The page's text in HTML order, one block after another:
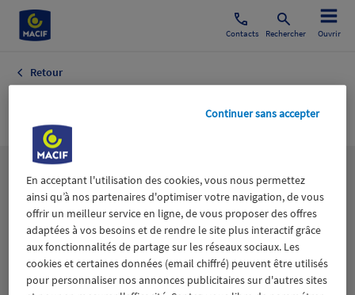
Contacts Rechercher Ouvrir
Retour
Lesthématiques
Aidants Catastrophes naturelles Climat
ESS
En acceptant l'utilisation des cookies, vous nous permettez
ainsi qu’à nos partenaires d'optimiser votre navigation, de vous
offrir un meilleur service en ligne, de vous proposer des offres
adaptées à vos besoins et de rendre le site plus interactif grâce
aux fonctionnalités de partage sur les réseaux sociaux. Les
cookies et certaines données (email chiffré) peuvent être utilisés
pour personnaliser nos annonces publicitaires sur d'autres sites
Continuer sans accepter